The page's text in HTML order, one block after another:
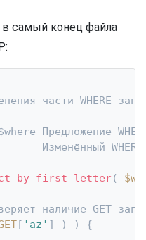
самый конец файла
части WHERE
Предложение
Изменённый WHERE
(
наличие GET
[ 'az' ] ) ) {